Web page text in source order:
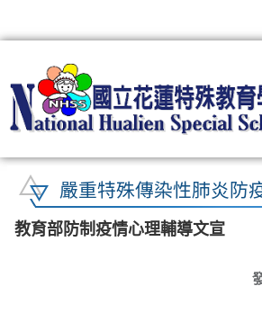
嚴重特殊傳染性肺炎防
教育部防制疫情心理輔導文宣